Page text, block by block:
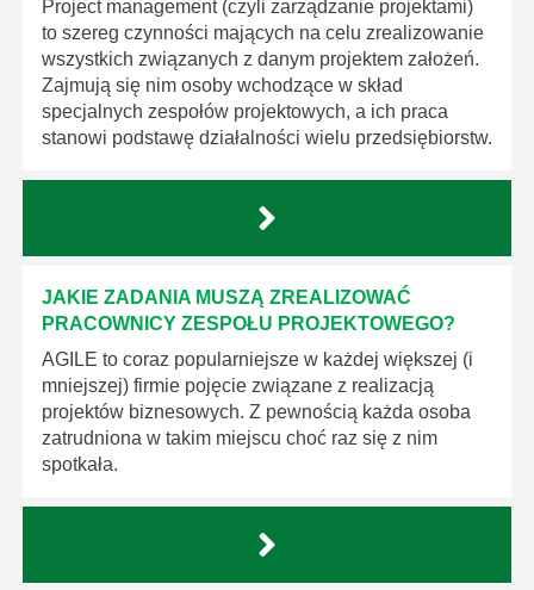
Project management (czyli zarządzanie projektami)
to szereg czynności mających na celu zrealizowanie
wszystkich związanych z danym projektem założeń.
Zajmują się nim osoby wchodzące w skład
specjalnych zespołów projektowych, a ich praca
stanowi podstawę działalności wielu przedsiębiorstw.
JAKIE ZADANIA MUSZĄ ZREALIZOWAĆ
PRACOWNICY ZESPOŁU PROJEKTOWEGO?
AGILE to coraz popularniejsze w każdej większej (i
mniejszej) firmie pojęcie związane z realizacją
projektów biznesowych. Z pewnością każda osoba
zatrudniona w takim miejscu choć raz się z nim
spotkała.